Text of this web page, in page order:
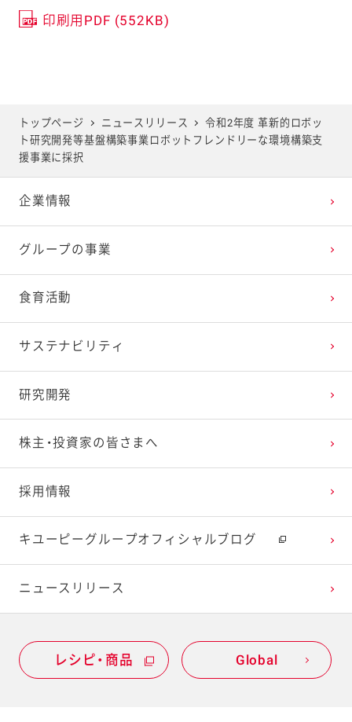
印刷用PDF (552KB)
トップページ ニュースリリース
令和2年度 革新的ロボッ
ト研究開発等基盤構築事業ロボットフレンドリーな環境構築支
援事業に採択
企業情報
グループの事業
食育活動
サステナビリティ
研究開発
株主・投資家の皆さまへ
採用情報
キユーピーグループオフィシャルブログ
ニュースリリース
レシピ・商品 Global